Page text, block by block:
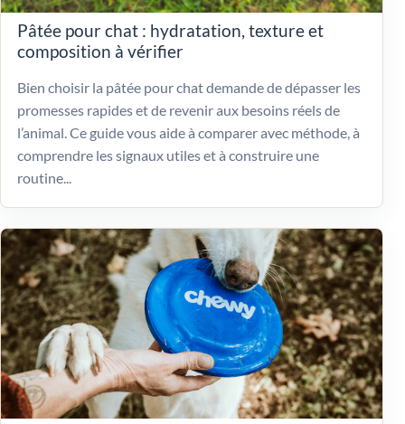
Pâtée pour chat : hydratation, texture et
composition à vérifier
Bien choisir la pâtée pour chat demande de dépasser les
promesses rapides et de revenir aux besoins réels de
l’animal. Ce guide vous aide à comparer avec méthode, à
comprendre les signaux utiles et à construire une
routine...